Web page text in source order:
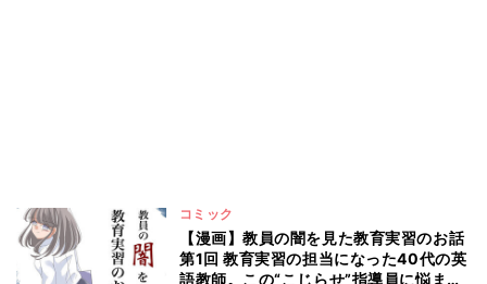
コミック
【漫画】教員の闇を見た教育実習のお話
第1回 教育実習の担当になった40代の英
語教師。この“こじらせ”指導員に悩まさ